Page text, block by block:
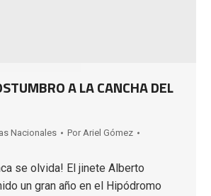
A LA CANCHA DEL
Nacionales Por Ariel Gómez
se olvida! El jinete Alberto
un gran año en el Hipódromo